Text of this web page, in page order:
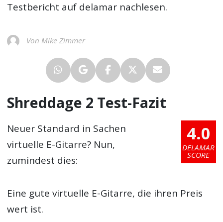
Testbericht auf delamar nachlesen.
Von Mike Zimmer
Shreddage 2 Test-Fazit
4.0
DELAMAR
SCORE
Neuer Standard in Sachen
virtuelle E-Gitarre? Nun,
zumindest dies:
Eine gute virtuelle E-Gitarre, die ihren Preis
wert ist.